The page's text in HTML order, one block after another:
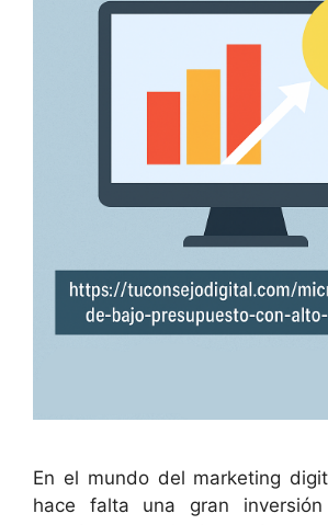
En el mundo del marketing
hace falta una gran